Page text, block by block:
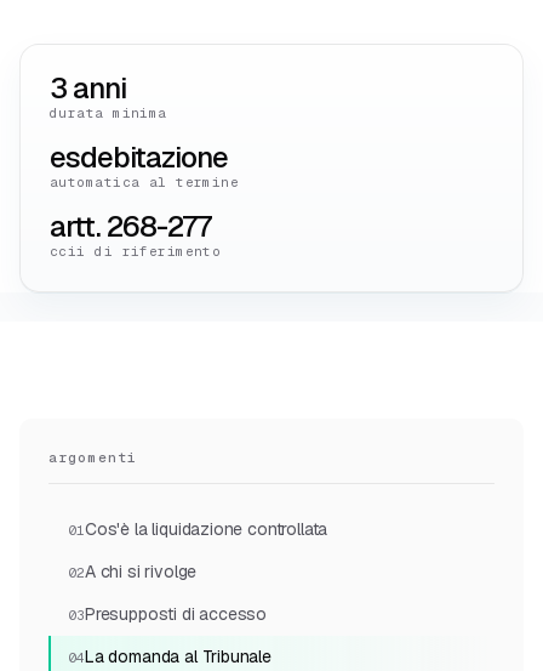
3 anni
durata minima
esdebitazione
automatica al termine
artt. 268-277
ccii di riferimento
argomenti
01Cos'è la liquidazione controllata
02A chi si rivolge
03Presupposti di accesso
04La domanda al Tribunale